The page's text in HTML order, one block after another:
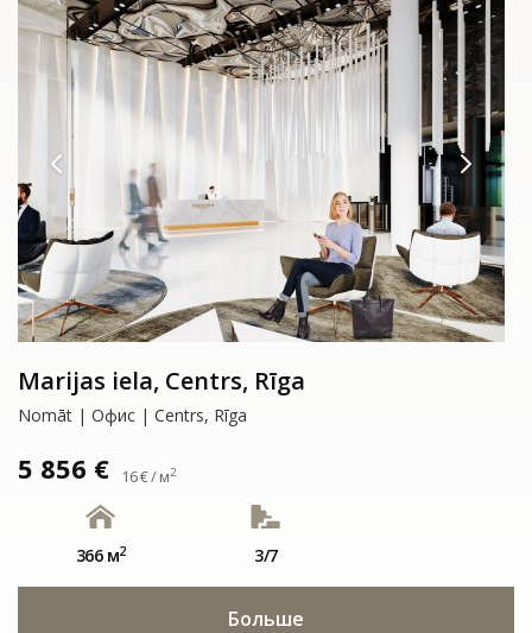
Marijas iela, Centrs, Rīga
Nomāt | Офис | Centrs, Rīga
5 856 € 16 € / м2
366 м2 3/7
Больше